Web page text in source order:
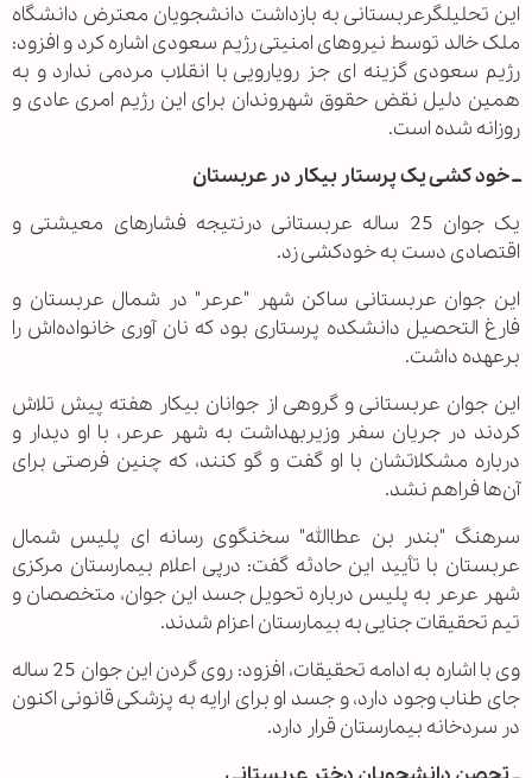
این تحلیلگرعربستانی به بازداشت دانشجویان معترض دانشگاه
ملک خالد توسط نیروهای امنیتی رژیم سعودی اشاره کرد و افزود:
رژیم سعودی گزینه ای جز رویارویی با انقلاب مردمی ندارد و به
همین دلیل نقض حقوق شهروندان برای این رژیم امری عادی و
روزانه شده است.
ــ خود کشی یک پرستار بیکار در عربستان
یک جوان 25 ساله عربستانی درنتیجه فشارهای معیشتی و
اقتصادی دست به خودکشی زد.
این جوان عربستانی ساکن شهر "عرعر" در شمال عربستان و
فارغ التحصیل دانشکده پرستاری بود که نان آوری خانواده‌اش را
برعهده داشت.
این جوان عربستانی و گروهی از جوانان بیکار هفته پیش تلاش
کردند در جریان سفر وزیربهداشت به شهر عرعر، با او دیدار و
درباره مشکلاتشان با او گفت و گو کنند، که چنین فرصتی برای
آن‌ها فراهم نشد.
سرهنگ "بندر بن عطاالله" سخنگوی رسانه ای پلیس شمال
عربستان با تأیید این حادثه گفت: درپی اعلام بیمارستان مرکزی
شهر عرعر به پلیس درباره تحویل جسد این جوان، متخصصان و
تیم تحقیقات جنایی به بیمارستان اعزام شدند.
وی با اشاره به ادامه تحقیقات، افزود: روی گردن این جوان 25 ساله
جای طناب وجود دارد، و جسد او برای ارایه به پزشکی قانونی اکنون
در سردخانه بیمارستان قرار دارد.